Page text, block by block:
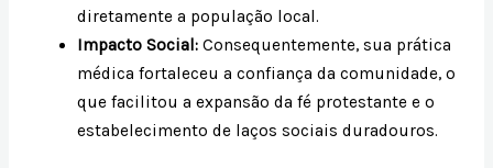
diretamente a população local.
Impacto Social: Consequentemente, sua prática
médica fortaleceu a confiança da comunidade, o
que facilitou a expansão da fé protestante e o
estabelecimento de laços sociais duradouros.